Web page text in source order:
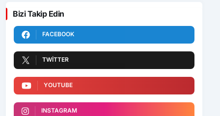
Bizi Takip Edin
FACEBOOK
TWITTER
YOUTUBE
INSTAGRAM